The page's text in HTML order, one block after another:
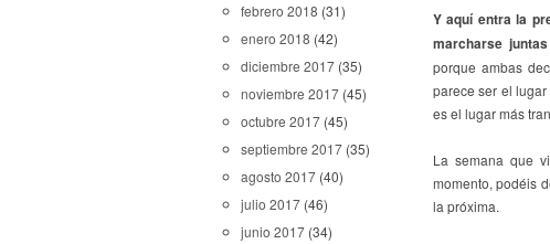
febrero 2018 (31)
enero 2018 (42)
diciembre 2017 (35)
noviembre 2017 (45)
octubre 2017 (45)
septiembre 2017 (35)
agosto 2017 (40)
julio 2017 (46)
junio 2017 (34)
Y aquí entra la
marcharse
porque ambas
parece ser el
es el lugar más
La semana que
momento, podéis
la próxima.